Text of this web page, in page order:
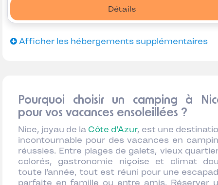
Détails
Afficher les hébergements supplémentaires
Pourquoi choisir un camping à
pour vos vacances ensoleillées ?
Nice, joyau de la Côte d’Azur, est une
incontournable pour des vacances en
réussies. Entre plages de galets, vieux
colorés, gastronomie niçoise et climat
toute l’année, tout est réuni pour une
parfaite en famille ou entre amis. Réserver